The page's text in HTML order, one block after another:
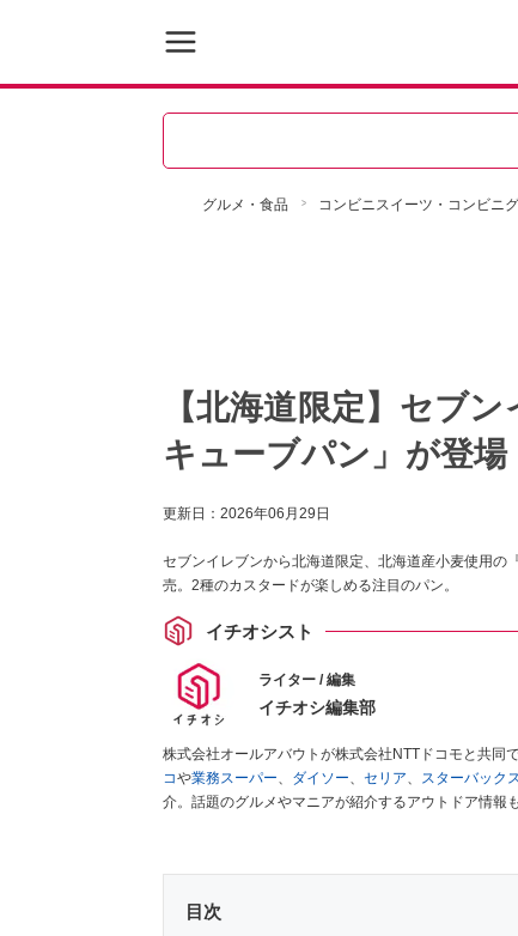
グルメ・食品 コンビニスイーツ・コンビニ
【北海道限定】セブ
キューブパン」が登場
更新日： 2026年06月29日
セブンイレブンから北海道限定、北海道産小麦使用の
売。2種のカスタードが楽しめる注目のパン。
イチオシスト
ライター / 編集
イチオシ編集部
株式会社オールアバウトが株式会社NTTドコモと共同
コや業務スーパー、 ダイソー、 セリア、 スターバック
介。話題のグルメやマニアが紹介するアウトドア情報
目次